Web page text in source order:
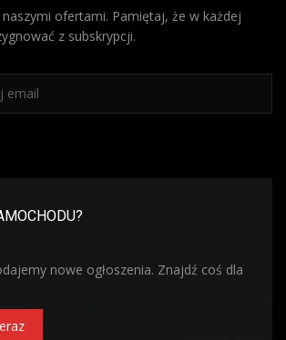
ofertami. Pamiętaj, że w każdej
z subskrypcji.
nowe ogłoszenia. Znajdź coś dla